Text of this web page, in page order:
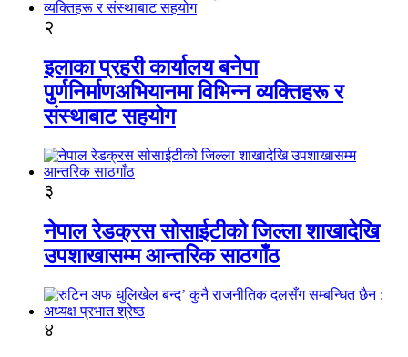
२
इलाका प्रहरी कार्यालय बनेपा
पुर्णनिर्माणअभियानमा विभिन्न व्यक्तिहरू र
संस्थाबाट सहयोग
३
नेपाल रेडक्रस सोसाईटीको जिल्ला शाखादेखि
उपशाखासम्म आन्तरिक साठगाँठ
४